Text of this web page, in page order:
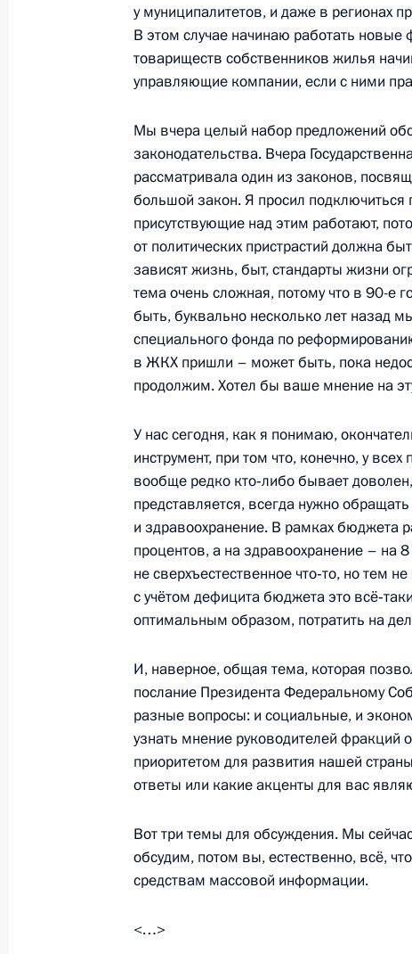
27 ноября 2010 года, суббота
Совещание с постоянными членами
27 ноября 2010 года, 16:00 Московская
Телефонный разговор с
Каримовым
27 ноября 2010 года, 14:00
26 ноября 2010 года, пятница
Заседание Российско-Украинской
3 декабря Председатель Совета
Берлускони посетит Россию с
26 ноября 2010 года, 13:45
Дмитрий Медведев примет участие в
26 ноября 2010 года, 12:00
25 ноября 2010 года, четверг
Вооружённые Силы должны
25 ноября 2010 года, 14:00 Нижегородская
у муниципалитетов, и даже в регионах
В этом случае начинаю работать
товариществ собственников жилья
управляющие компании, если с ними
Мы вчера целый набор предложений
законодательства. Вчера
рассматривала один из законов,
большой закон. Я просил подключиться
присутствующие над этим работают,
от политических пристрастий должна
зависят жизнь, быт, стандарты жизни
тема очень сложная, потому что в 90-е
быть, буквально несколько лет назад
специального фонда по
в ЖКХ пришли – может быть, пока
продолжим. Хотел бы ваше мнение на
У нас сегодня, как я понимаю,
инструмент, при том что, конечно, у
вообще редко кто‑либо бывает
представляется, всегда нужно
и здравоохранение. В рамках бюджета
процентов, а на здравоохранение – на
не сверхъестественное что‑то, но тем
с учётом дефицита бюджета это
оптимальным образом, потратить на
И, наверное, общая тема, которая
послание Президента Федеральному
разные вопросы: и социальные, и
узнать мнение руководителей фракций
приоритетом для развития нашей
ответы или какие акценты для вас
Вот три темы для обсуждения. Мы
обсудим, потом вы, естественно, всё,
средствам массовой информации.
<…>